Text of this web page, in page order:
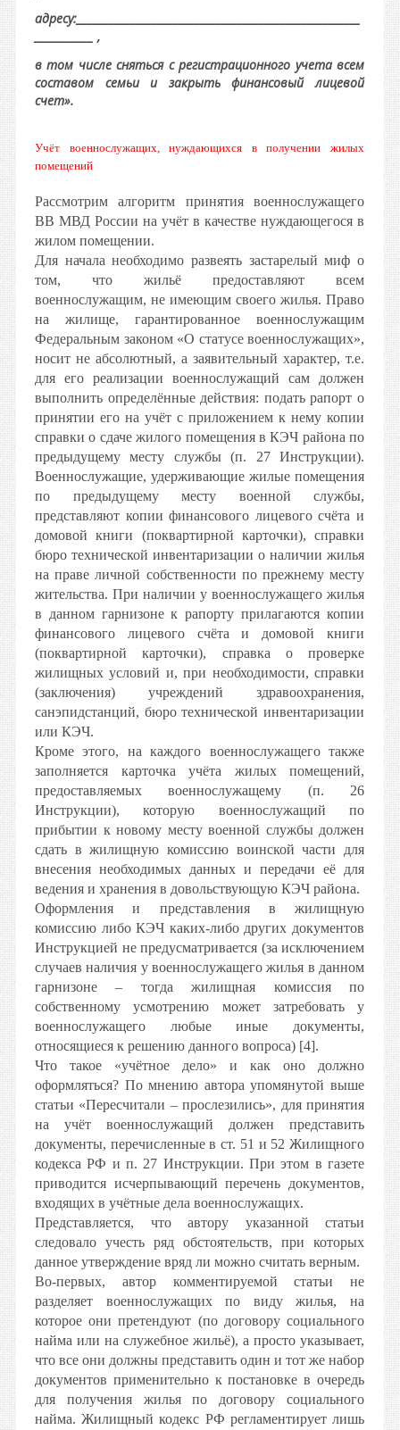
адресу:_____________________________________________________
___________ ,
в том числе сняться с регистрационного учета всем
составом семьи и закрыть финансовый лицевой
счет».
Учёт военнослужащих, нуждающихся в получении жилых
помещений
Рассмотрим алгоритм принятия военнослужащего
ВВ МВД России на учёт в качестве нуждающегося в
жилом помещении.
Для начала необходимо развеять застарелый миф о
том, что жильё предоставляют всем
военнослужащим, не имеющим своего жилья. Право
на жилище, гарантированное военнослужащим
Федеральным законом «О статусе военнослужащих»,
носит не абсолютный, а заявительный характер, т.е.
для его реализации военнослужащий сам должен
выполнить определённые действия: подать рапорт о
принятии его на учёт с приложением к нему копии
справки о сдаче жилого помещения в КЭЧ района по
предыдущему месту службы (п. 27 Инструкции).
Военнослужащие, удерживающие жилые помещения
по предыдущему месту военной службы,
представляют копии финансового лицевого счёта и
домовой книги (поквартирной карточки), справки
бюро технической инвентаризации о наличии жилья
на праве личной собственности по прежнему месту
жительства. При наличии у военнослужащего жилья
в данном гарнизоне к рапорту прилагаются копии
финансового лицевого счёта и домовой книги
(поквартирной карточки), справка о проверке
жилищных условий и, при необходимости, справки
(заключения) учреждений здравоохранения,
санэпидстанций, бюро технической инвентаризации
или КЭЧ.
Кроме этого, на каждого военнослужащего также
заполняется карточка учёта жилых помещений,
предоставляемых военнослужащему (п. 26
Инструкции), которую военнослужащий по
прибытии к новому месту военной службы должен
сдать в жилищную комиссию воинской части для
внесения необходимых данных и передачи её для
ведения и хранения в довольствующую КЭЧ района.
Оформления и представления в жилищную
комиссию либо КЭЧ каких-либо других документов
Инструкцией не предусматривается (за исключением
случаев наличия у военнослужащего жилья в данном
гарнизоне – тогда жилищная комиссия по
собственному усмотрению может затребовать у
военнослужащего любые иные документы,
относящиеся к решению данного вопроса) [4].
Что такое «учётное дело» и как оно должно
оформляться? По мнению автора упомянутой выше
статьи «Пересчитали – прослезились», для принятия
на учёт военнослужащий должен представить
документы, перечисленные в ст. 51 и 52 Жилищного
кодекса РФ и п. 27 Инструкции. При этом в газете
приводится исчерпывающий перечень документов,
входящих в учётные дела военнослужащих.
Представляется, что автору указанной статьи
следовало учесть ряд обстоятельств, при которых
данное утверждение вряд ли можно считать верным.
Во-первых, автор комментируемой статьи не
разделяет военнослужащих по виду жилья, на
которое они претендуют (по договору социального
найма или на служебное жильё), а просто указывает,
что все они должны представить один и тот же набор
документов применительно к постановке в очередь
для получения жилья по договору социального
найма. Жилищный кодекс РФ регламентирует лишь